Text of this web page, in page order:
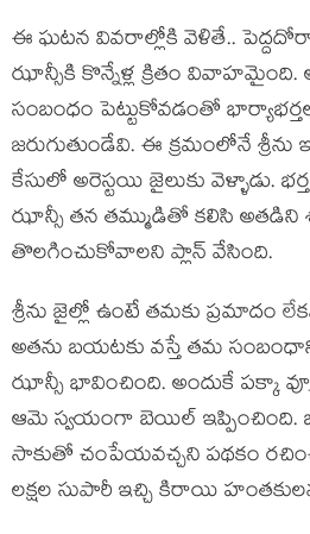
​ఈ ఘటన వివరాల్లోకి వెళితే..
ఝాన్సీకి కొన్నేళ్ల క్రితం
సంబంధం పెట్టుకోవడంతో
జరుగుతుండేవి. ఈ క్రమంలోనే
కేసులో అరెస్టయి జైలుకు వెళ్ళాడు.
ఝాన్సీ తన తమ్ముడితో కలిసి అతడిని
తొలగించుకోవాలని ప్లాన్ వేసింది.
​శ్రీను జైల్లో ఉంటే తమకు
అతను బయటకు వస్తే తమ
ఝాన్సీ భావించింది. అందుకే పక్కా
ఆమె స్వయంగా బెయిల్ ఇప్పించింది.
సాకుతో చంపేయవచ్చని పథకం
లక్షల సుపారీ ఇచ్చి కిరాయి